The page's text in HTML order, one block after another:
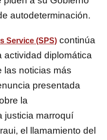
autodeterminación.
Service (SPS) continúa
actividad diplomática
las noticias más
presentada
la
justicia marroquí
el llamamiento del